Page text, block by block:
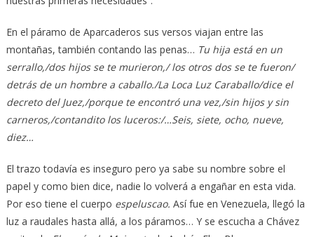
En el páramo de Aparcaderos sus versos viajan entre las
montañas, también contando las penas… Tu hija está en un
serrallo,/dos hijos se te murieron,/ los otros dos se te fueron/
detrás de un hombre a caballo./La Loca Luz Caraballo/dice el
decreto del Juez,/porque te encontró una vez,/sin hijos y sin
carneros,/contandito los luceros:/…Seis, siete, ocho, nueve,
diez…
El trazo todavía es inseguro pero ya sabe su nombre sobre el
papel y como bien dice, nadie lo volverá a engañar en esta vida.
Por eso tiene el cuerpo espeluscao. Así fue en Venezuela, llegó la
luz a raudales hasta allá, a los páramos… Y se escucha a Chávez